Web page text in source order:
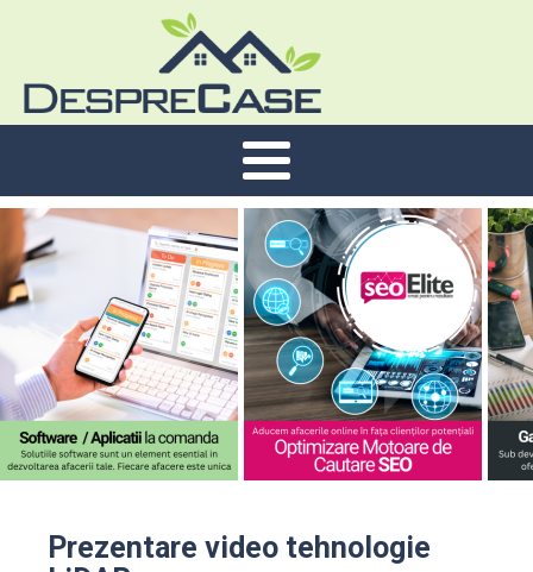
Prezentare video tehnologie